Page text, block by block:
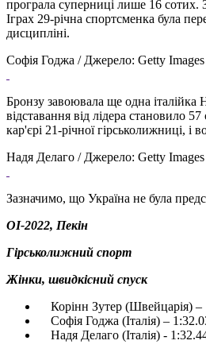
програла суперниці лише 16
Іграх 29-річна спортсменка була
дисципліні.
Софія Годжа / Джерело: Getty Images
Бронзу завоювала ще одна італійка
відставання від лідера становило
кар'єрі 21-річної гірськолижниці, і
Надя Делаго / Джерело: Getty Images
Зазначимо, що Україна не була
ОІ-2022, Пекін
Гірськолижний спорт
Жінки, швидкісний спуск
Корінн Зутер (Швейцарія) –
Софія Годжа (Італія) –
Надя Делаго (Італія) -